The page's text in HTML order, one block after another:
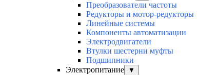
Преобразователи частоты
Редукторы и мотор-редукторы
Линейные системы
Компоненты автоматизации
Электродвигатели
Втулки шестерни муфты
Подшипники
Электропитание
▼